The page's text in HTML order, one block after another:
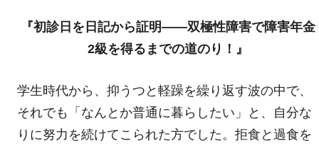
『初診日を日記から証明――双極性障害で障害年金
2級を得るまでの道のり！』
学生時代から、抑うつと軽躁を繰り返す波の中で、
それでも「なんとか普通に暮らしたい」と、自分な
りに努力を続けてこられた方でした。拒食と過食を